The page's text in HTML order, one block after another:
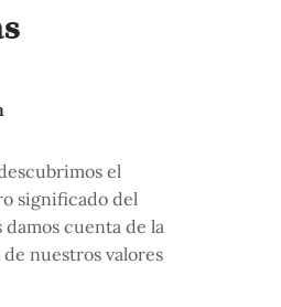
el
significado del
damos cuenta de la
nuestros valores